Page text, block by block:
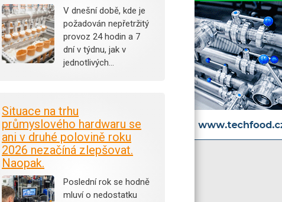
V dnešní době, kde je
požadován nepřetržitý
provoz 24 hodin a 7
dní v týdnu, jak v
jednotlivých…
Situace na trhu
průmyslového hardwaru se
ani v druhé polovině roku
2026 nezačíná zlepšovat.
Naopak.
Poslední rok se hodně
mluví o nedostatku